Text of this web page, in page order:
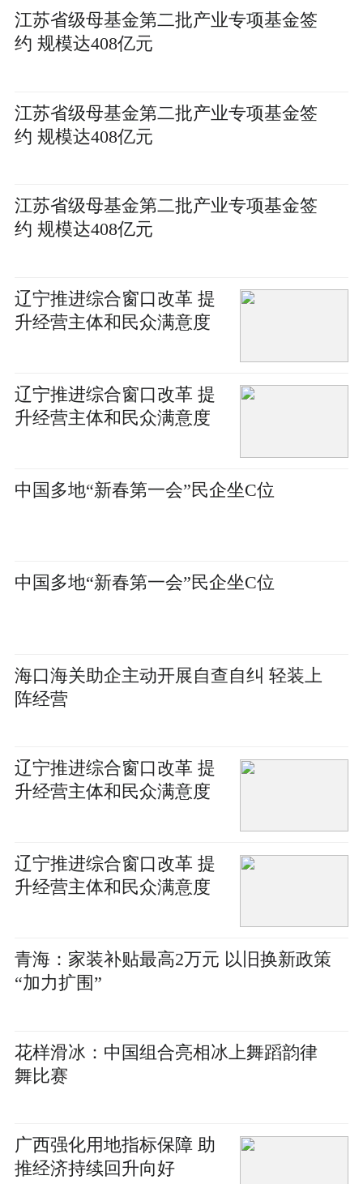
江苏省级母基金第二批产业专项基金签
约 规模达408亿元
江苏省级母基金第二批产业专项基金签
约 规模达408亿元
江苏省级母基金第二批产业专项基金签
约 规模达408亿元
辽宁推进综合窗口改革 提
升经营主体和民众满意度
辽宁推进综合窗口改革 提
升经营主体和民众满意度
中国多地“新春第一会”民企坐C位
中国多地“新春第一会”民企坐C位
海口海关助企主动开展自查自纠 轻装上
阵经营
辽宁推进综合窗口改革 提
升经营主体和民众满意度
辽宁推进综合窗口改革 提
升经营主体和民众满意度
青海：家装补贴最高2万元 以旧换新政策
“加力扩围”
花样滑冰：中国组合亮相冰上舞蹈韵律
舞比赛
广西强化用地指标保障 助
推经济持续回升向好